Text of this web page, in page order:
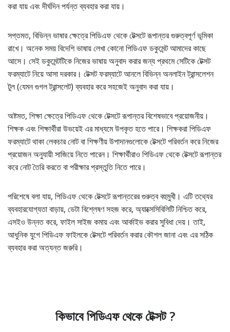
করা যায় এবং দীর্ঘদিন পর্যন্ত ব্যবহার করা যায়।
সপ্তমত, বিভিন্ন ভাষার ক্ষেত্রে পিডিএফ থেকে টেক্সটে রূপান্তর গুরুত্বপূর্ণ ভূমিকা
রাখে। অনেক সময় বিদেশি ভাষায় লেখা কোনো পিডিএফ ডকুমেন্ট আমাদের কাছে
আসে। সেই ডকুমেন্টটিকে নিজের ভাষায় অনুবাদ করার জন্য প্রথমে সেটিকে টেক্সট
ফরম্যাটে নিয়ে আসা দরকার। টেক্সট ফরম্যাটে আনলে বিভিন্ন অনলাইন ট্রান্সলেশন
টুল (যেমন গুগল ট্রান্সলেট) ব্যবহার করে সহজেই অনুবাদ করা যায়।
অষ্টমত, শিক্ষা ক্ষেত্রে পিডিএফ থেকে টেক্সটে রূপান্তর বিশেষভাবে প্রয়োজনীয়।
শিক্ষক এবং শিক্ষার্থীরা উভয়েই এর মাধ্যমে উপকৃত হতে পারে। শিক্ষকরা পিডিএফ
ফরম্যাটে থাকা লেকচার নোট বা শিক্ষণীয় উপাদানগুলোকে টেক্সটে পরিবর্তন করে নিজের
প্রয়োজন অনুযায়ী সাজিয়ে নিতে পারেন। শিক্ষার্থীরাও পিডিএফ থেকে টেক্সটে রূপান্তর
করে নোট তৈরি করতে বা পরীক্ষার প্রস্তুতি নিতে পারে।
পরিশেষে বলা যায়, পিডিএফ থেকে টেক্সটে রূপান্তরের গুরুত্ব বহুমুখী। এটি তথ্যের
ব্যবহারযোগ্যতা বাড়ায়, ডেটা বিশ্লেষণ সহজ করে, অ্যাক্সেসিবিলিটি নিশ্চিত করে,
এসইও উন্নত করে, ফাইল সাইজ কমায় এবং আর্কাইভ করার সুবিধা দেয়। তাই,
আধুনিক যুগে পিডিএফ ফাইলকে টেক্সটে পরিবর্তন করার কৌশল জানা এবং এর সঠিক
ব্যবহার করা অত্যন্ত জরুরি।
কিভাবে পিডিএফ থেকে টেক্সট ?